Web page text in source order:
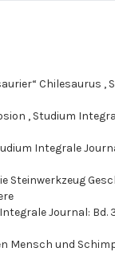
Chilesaurus ,
, Studium
Integrale
Steinwerkzeug
Journal: Bd.
Mensch und